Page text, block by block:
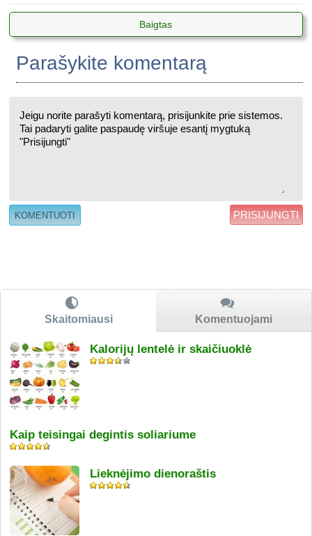
Baigtas
Parašykite komentarą
PRISIJUNGTI
Skaitomiausi Komentuojami
Kalorijų lentelė ir skaičiuoklė
Kaip teisingai degintis soliariume
Lieknėjimo dienoraštis